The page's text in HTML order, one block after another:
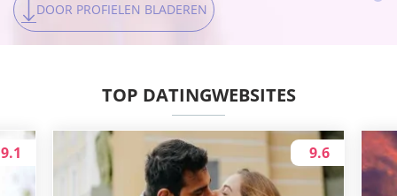
DOOR PROFIELEN BLADEREN
TOP DATINGWEBSITES
9.1 9.6